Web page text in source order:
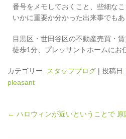
番号をメモしておくこと、些細な
いかに重要か分かった出来事でもあ
目黒区・世田谷区の不動産売買・
徒歩1分、プレッサントホームにお
カテゴリー: スタッフブログ | 投稿日:
pleasant
← ハロウィンが近いということで